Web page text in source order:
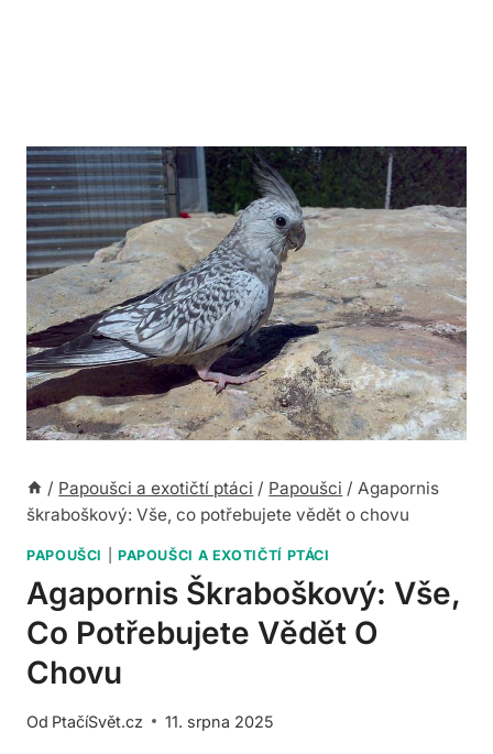
/ Papoušci a exotičtí ptáci / Papoušci / Agapornis
škraboškový: Vše, co potřebujete vědět o chovu
PAPOUŠCI PAPOUŠCI A EXOTIČTÍ PTÁCI
Agapornis Škraboškový: Vše,
Co Potřebujete Vědět O
Chovu
Od PtačíSvět.cz 11. srpna 2025